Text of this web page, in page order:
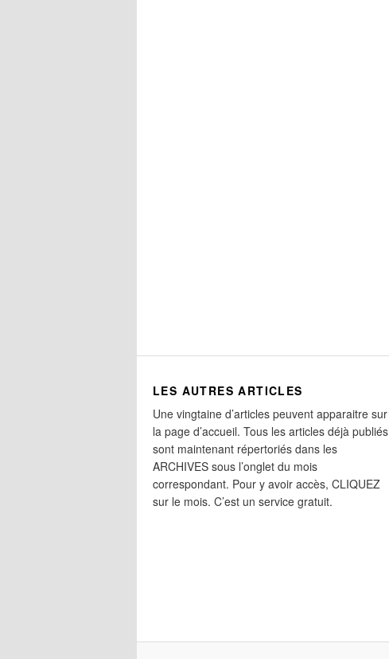
LES AUTRES ARTICLES
Une vingtaine d’articles peuvent apparaitre sur
la page d’accueil. Tous les articles déjà publiés
sont maintenant répertoriés dans les
ARCHIVES sous l’onglet du mois
correspondant. Pour y avoir accès, CLIQUEZ
sur le mois. C’est un service gratuit.